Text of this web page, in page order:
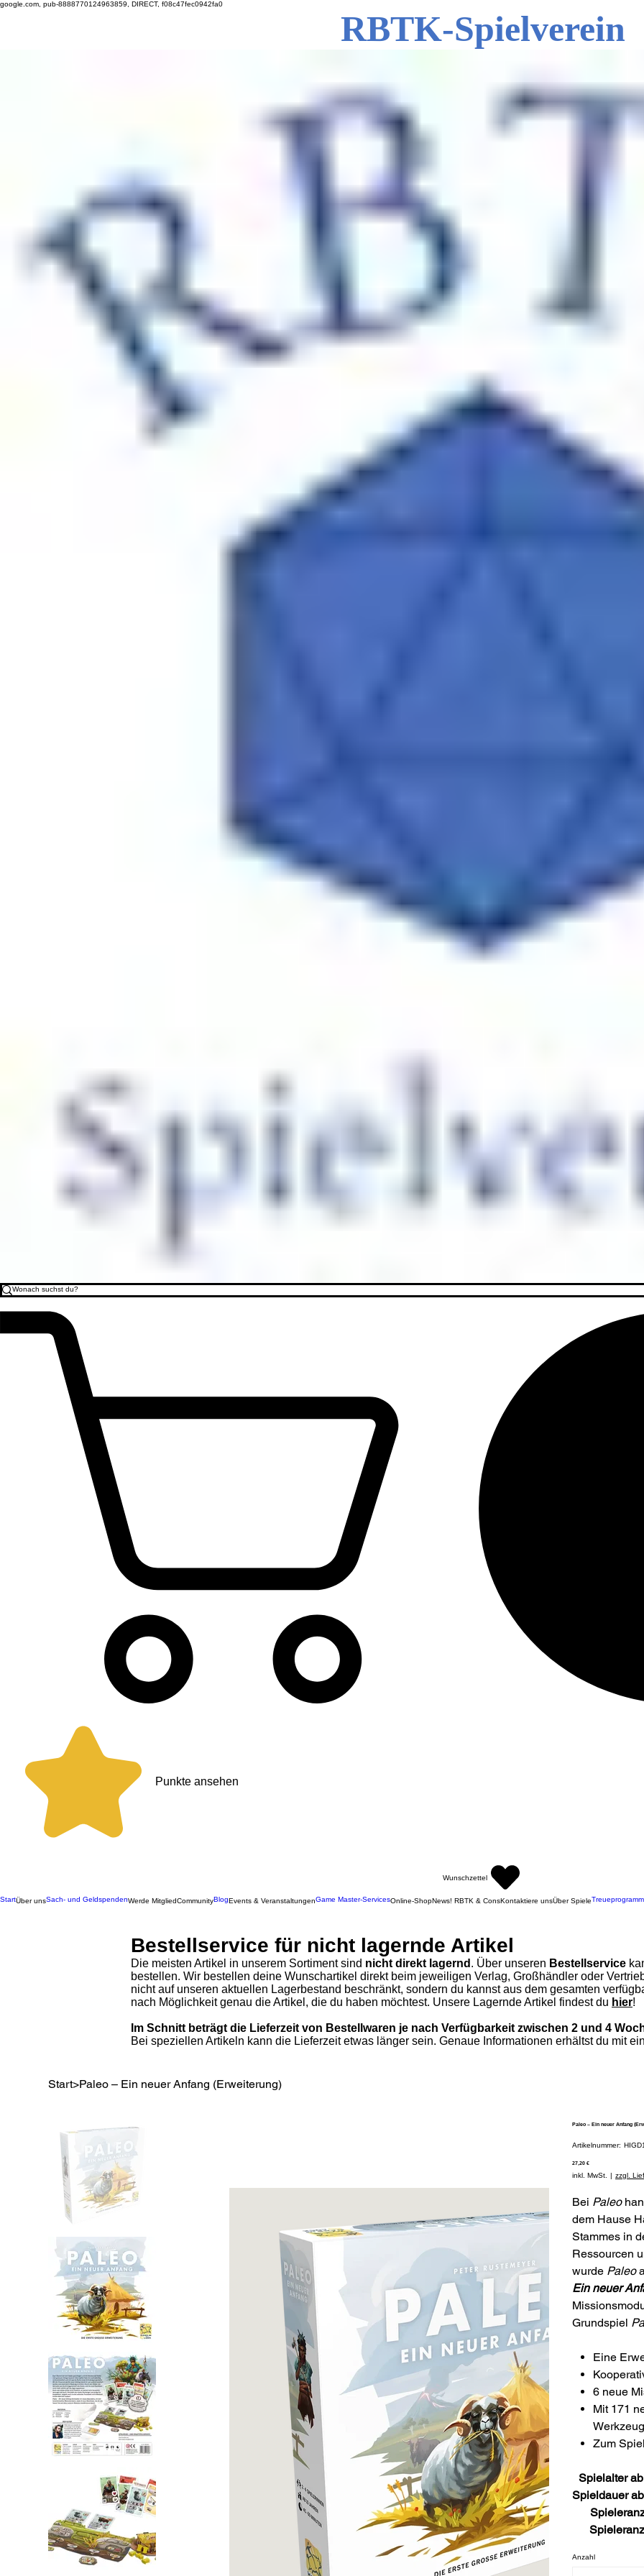
google.com, pub-8888770124963859, DIRECT, f08c47fec0942fa0
RBTK-Spielverein
Punkte ansehen
Wunschzettel
StartÜber unsSach- und GeldspendenWerde MitgliedCommunityBlogEvents & VeranstaltungenGame Master-ServicesOnline-ShopNews! RBTK & ConsKontaktiere unsÜber SpieleTreueprogramm
Bestellservice für nicht lagernde Artikel
Die meisten Artikel in unserem Sortiment sind nicht direkt lagernd . Über unseren Bestellservice
bestellen. Wir bestellen deine Wunschartikel direkt beim jeweiligen Verlag, Großhändler oder
nicht auf unseren aktuellen Lagerbestand beschränkt, sondern du kannst aus dem gesamten
nach Möglichkeit genau die Artikel, die du haben möchtest. Unsere Lagernde Artikel findest du hier!​
Im Schnitt beträgt die Lieferzeit von Bestellwaren je nach Verfügbarkeit zwischen 2 und 4
Bei speziellen Artikeln kann die Lieferzeit etwas länger sein. Genaue Informationen erhältst du mit
Start>Paleo – Ein neuer Anfang (Erweiterung)
Paleo – Ein neuer Anfang
Artikelnummer:
Preis
27,20 €
inkl. MwSt. | zzgl.
Bei Paleo
dem Hause
Stammes in
Ressourcen
wurde Paleo
Ein neuer
Grundspiel
Eine
6 neue
Mit 171
Zum
Spielalter
Spieldauer
Anzahl